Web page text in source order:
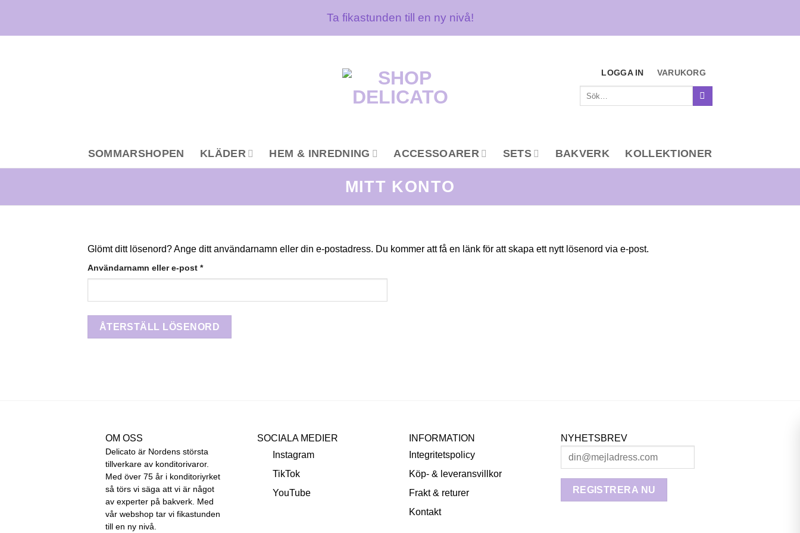
content
Ta fikastunden till en ny nivå!
LOGGA IN VARUKORG
SOMMARSHOPEN KLÄDER HEM & INREDNING ACCESSOARER SETS BAKVERK KOLLEKTIONER
MITT KONTO
Glömt ditt lösenord? Ange ditt användarnamn eller din e-postadress. Du kommer att få en länk för att skapa ett nytt lösenord via e-post.
Användarnamn eller e-post *Obligatoriskt
ÅTERSTÄLL LÖSENORD
OM OSS
Delicato är Nordens största
tillverkare av konditorivaror.
Med över 75 år i konditoriyrket
så törs vi säga att vi är något
av experter på bakverk. Med
vår webshop tar vi fikastunden
till en ny nivå.
SOCIALA MEDIER
Instagram
TikTok
YouTube
INFORMATION
Integritetspolicy
Köp- & leveransvillkor
Frakt & returer
Kontakt
NYHETSBREV